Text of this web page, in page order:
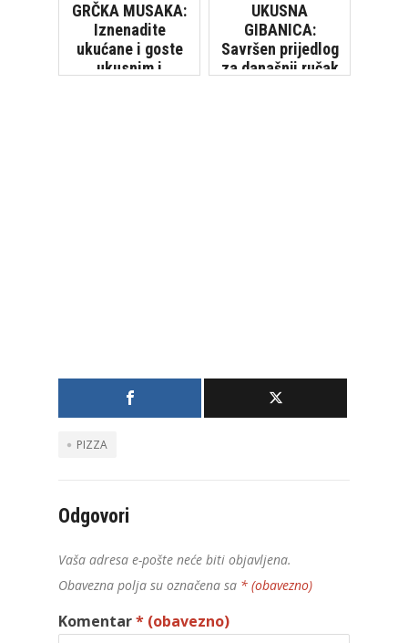
GRČKA MUSAKA:
Iznenadite
ukućane i goste
ukusnim i
UKUSNA
GIBANICA:
Savršen prijedlog
za današnji ručak
PIZZA
Odgovori
Vaša adresa e-pošte neće biti objavljena.
Obavezna polja su označena sa * (obavezno)
Komentar* (obavezno)